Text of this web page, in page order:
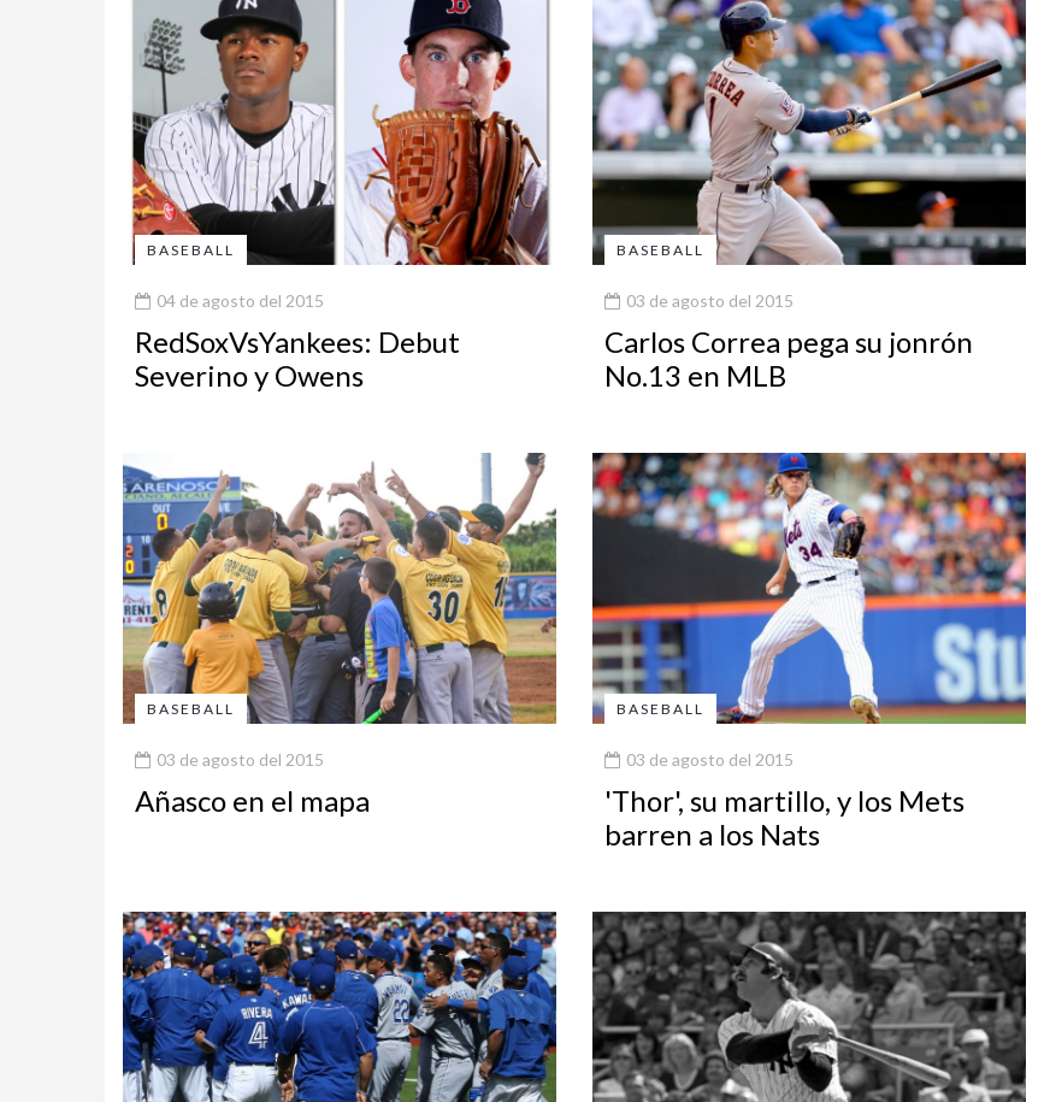
BASEBALL
04 de agosto del 2015
RedSoxVsYankees: Debut
Severino y Owens
BASEBALL
03 de agosto del 2015
Carlos Correa pega su jonrón
No.13 en MLB
BASEBALL
03 de agosto del 2015
Añasco en el mapa
BASEBALL
03 de agosto del 2015
'Thor', su martillo, y los Mets
barren a los Nats